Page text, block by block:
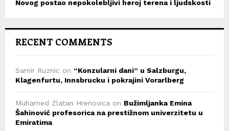
Novog postao nepokolebljivi heroj terena i ljudskosti
RECENT COMMENTS
Samir Ruznic on “Konzularni dani” u Salzburgu,
Klagenfurtu, Innsbrucku i pokrajini Vorarlberg
Muhamed Zlatan Hrenovica on Bužimljanka Emina
Šahinović profesorica na prestižnom univerzitetu u
Emiratima